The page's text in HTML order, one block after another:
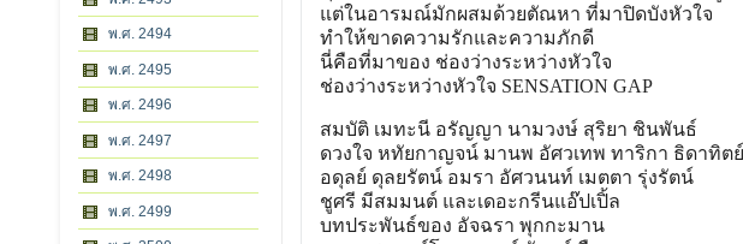
พ.ศ. 2494
พ.ศ. 2495
พ.ศ. 2496
พ.ศ. 2497
พ.ศ. 2498
พ.ศ. 2499
แต่ในอารมณ์มักผสมด้วยตัณหา ที่มาปิดบังหัวใจ
ทำให้ขาดความรักและความภักด
นี่คือที่มาของ ช่องว่างระหว่างหัวใจ
ช่องว่างระหว่างหัวใจ SENSATION GAP
สมบัติ เมทะนี อรัญญา นามวงษ์ สุริยา ชินพันธ์
ดวงใจ หทัยกาญจน์ มานพ อัศวเทพ ทาริกา ธิดาทิตย์
อดุลย์ ดุลยรัตน์ อมรา อัศวนนท์ เมตตา รุ่งรัตน์
ชูศรี มีสมมนต์ และเดอะกรีนแอ๊ปเปิ้ล
บทประพันธ์ของ อัจฉรา พุกกะมาน